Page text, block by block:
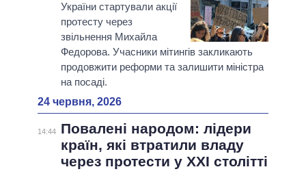
України стартували акції
протесту через
звільнення Михайла
Федорова. Учасники мітингів закликають
продовжити реформи та залишити міністра
на посаді.
24 червня, 2026
14:44
Повалені народом: лідери
країн, які втратили владу
через протести у XXI столітті